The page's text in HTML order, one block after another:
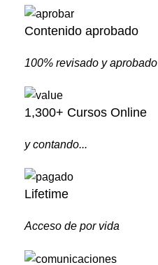
Contenido aprobado
100% revisado y aprobado
1,300+ Cursos Online
y contando...
Lifetime
Acceso de por vida